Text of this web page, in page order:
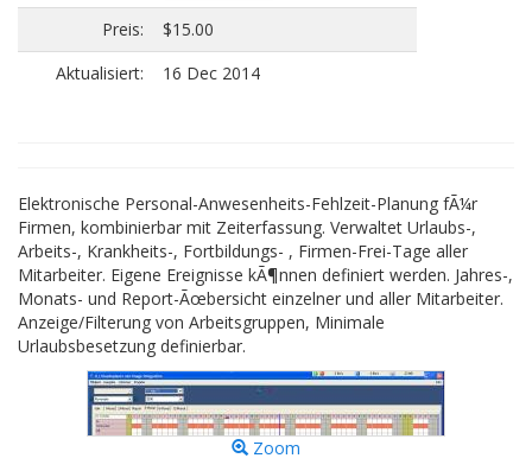
Preis:
$15.00
Aktualisiert:
16 Dec 2014
Elektronische Personal-Anwesenheits-Fehlzeit-Planung fÃ¼r
Firmen, kombinierbar mit Zeiterfassung. Verwaltet Urlaubs-,
Arbeits-, Krankheits-, Fortbildungs- , Firmen-Frei-Tage aller
Mitarbeiter. Eigene Ereignisse kÃ¶nnen definiert werden. Jahres-,
Monats- und Report-Ãœbersicht einzelner und aller Mitarbeiter.
Anzeige/Filterung von Arbeitsgruppen, Minimale
Urlaubsbesetzung definierbar.
Zoom